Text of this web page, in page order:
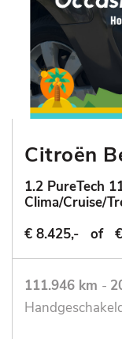
Citroën
1.2 PureTech
Clima/Cruise/
€ 8.425,-
of
111.946 km -